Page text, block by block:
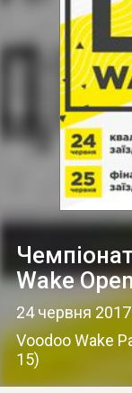
ПУБЛІКАЦІЇ
ДОВІДКА
Wake
24 червня 2017
Voodoo Wake
15)